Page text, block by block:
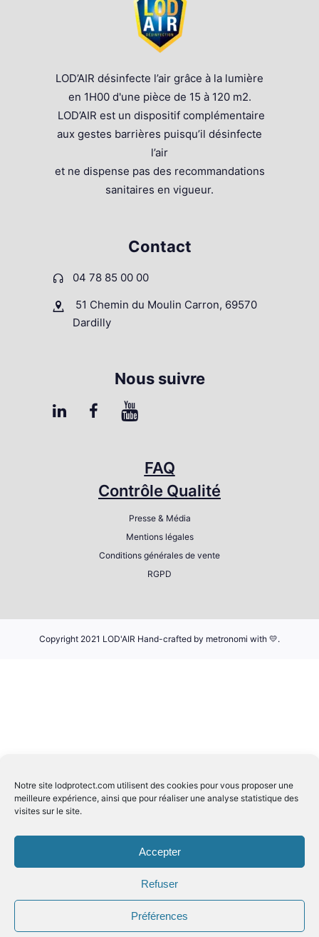
Notre site lodprotect.com utilisent des cookies pour vous proposer une
meilleure expérience, ainsi que pour réaliser une analyse statistique des
visites sur le site.
Accepter
Refuser
Préférences
LOD’AIR désinfecte l’air grâce à la lumière
en 1H00 d'une pièce de 15 à 120 m2.
LOD’AIR est un dispositif complémentaire
aux gestes barrières puisqu’il désinfecte
l’air
et ne dispense pas des recommandations
sanitaires en vigueur.
Contact
04 78 85 00 00
51 Chemin du Moulin Carron, 69570
Dardilly
Nous suivre
FAQ
Contrôle Qualité
Presse & Média
Mentions légales
Conditions générales de vente
RGPD
Copyright 2021 LOD'AIR Hand-crafted by metronomi with 💛.